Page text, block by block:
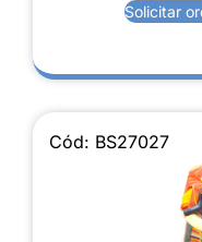
Solicitar
Cód: BS27027